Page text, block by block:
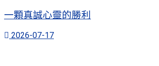
一顆真誠心靈的勝利
2026-07-17